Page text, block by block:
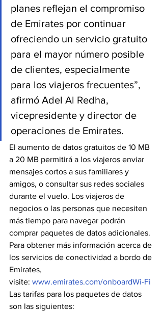
planes reflejan el compromiso
de Emirates por continuar
ofreciendo un servicio gratuito
para el mayor número posible
de clientes, especialmente
para los viajeros frecuentes”,
afirmó Adel Al Redha,
vicepresidente y director de
operaciones de Emirates.
El aumento de datos gratuitos de 10 MB
a 20 MB permitirá a los viajeros enviar
mensajes cortos a sus familiares y
amigos, o consultar sus redes sociales
durante el vuelo. Los viajeros de
negocios o las personas que necesiten
más tiempo para navegar podrán
comprar paquetes de datos adicionales.
Para obtener más información acerca de
los servicios de conectividad a bordo de
Emirates,
visite: www.emirates.com/onboardWi-Fi
Las tarifas para los paquetes de datos
son las siguientes: